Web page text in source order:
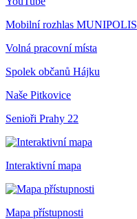
Mobilní rozhlas MUNIPOLIS
Volná pracovní místa
Spolek občanů Hájku
Naše Pitkovice
Senioři Prahy 22
Interaktivní mapa
Mapa přístupnosti